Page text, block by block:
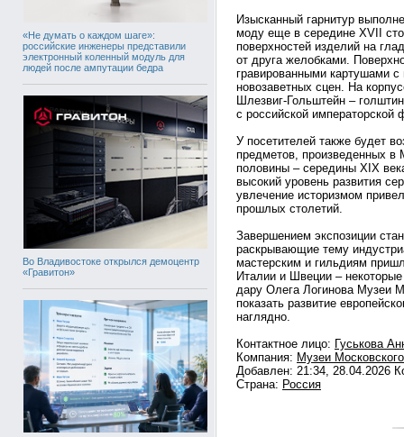
«Не думать о каждом шаге»:
российские инженеры представили
электронный коленный модуль для
людей после ампутации бедра
Во Владивостоке открылся демоцентр
«Гравитон»
Изысканный гарнитур
моду еще в середине XVII
поверхностей изделий на
от друга желобками.
гравированными картушами с
новозаветных сцен. На
Шлезвиг-Гольштейн –
с российской императорской
У посетителей также будет
предметов, произведенных в
половины – середины XIX
высокий уровень развития
увлечение историзмом
прошлых столетий.
Завершением экспозиции
раскрывающие тему
мастерским и гильдиям
Италии и Швеции –
дару Олега Логинова Музеи
показать развитие
наглядно.
Контактное лицо: Гуськова
Компания: Музеи
Добавлен: 21:34, 28.04.2026
Страна: Россия